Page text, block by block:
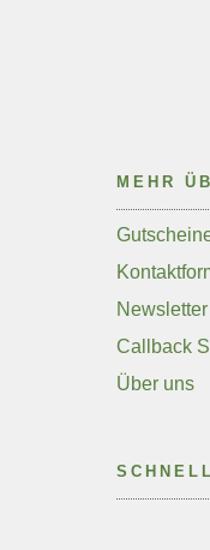
MEHR
Newsletter
Callback
Über uns